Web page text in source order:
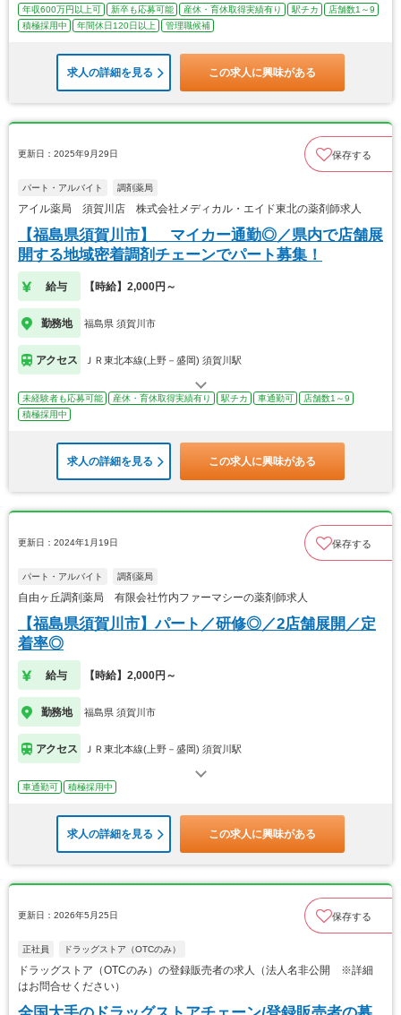
年収600万円以上可 新卒も応募可能 産休・育休取得実績有り 駅チカ
店舗数1～9
積極採用中
年間休日120日以上 管理職候補
求人の詳細を見る この求人に興味がある
更新日：2025年9月29日 保存する
パート・アルバイト 調剤薬局
アイル薬局 須賀川店 株式会社メディカル・エイド東北の薬剤師求人
【福島県須賀川市】 マイカー通勤◎／県内で店舗展
開する地域密着調剤チェーンでパート募集！
給与 【時給】2,000円～
勤務地 福島県 須賀川市
アクセス ＪＲ東北本線(上野－盛岡) 須賀川駅
未経験者も応募可能 産休・育休取得実績有り 駅チカ 車通勤可
店舗数1～9
積極採用中
求人の詳細を見る この求人に興味がある
更新日：2024年1月19日 保存する
パート・アルバイト 調剤薬局
自由ヶ丘調剤薬局 有限会社竹内ファーマシーの薬剤師求人
【福島県須賀川市】パート／研修◎／2店舗展開／定
着率◎
給与 【時給】2,000円～
勤務地 福島県 須賀川市
アクセス ＪＲ東北本線(上野－盛岡) 須賀川駅
車通勤可 積極採用中
求人の詳細を見る この求人に興味がある
更新日：2026年5月25日 保存する
正社員 ドラッグストア（OTCのみ）
ドラッグストア（OTCのみ）の登録販売者の求人（法人名非公開 ※詳細
はお問合せください）